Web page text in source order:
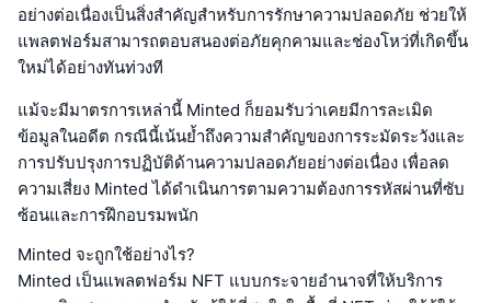
อย่างต่อเนื่องเป็นสิ่งสำคัญสำหรับการรักษาความปลอดภัย ช่วยให้
แพลตฟอร์มสามารถตอบสนองต่อภัยคุกคามและช่องโหว่ที่เกิดขึ้น
ใหม่ได้อย่างทันท่วงที
แม้จะมีมาตรการเหล่านี้ Minted ก็ยอมรับว่าเคยมีการละเมิด
ข้อมูลในอดีต กรณีนี้เน้นย้ำถึงความสำคัญของการระมัดระวังและ
การปรับปรุงการปฏิบัติด้านความปลอดภัยอย่างต่อเนื่อง เพื่อลด
ความเสี่ยง Minted ได้ดำเนินการตามความต้องการรหัสผ่านที่ซับ
ซ้อนและการฝึกอบรมพนัก
Minted จะถูกใช้อย่างไร?
Minted เป็นแพลตฟอร์ม NFT แบบกระจายอำนาจที่ให้บริการ